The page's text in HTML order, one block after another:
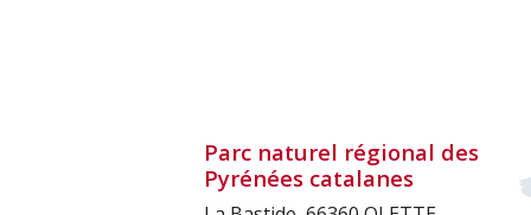
Parc naturel régional des
Pyrénées catalanes